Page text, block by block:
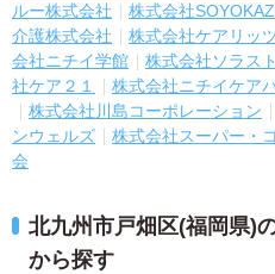
ルー株式会社
株式会社
介護株式会社
株式会社ケアリッ
会社ニチイ学館
株式会社ソラスト
社ケア２１
株式会社ニチイケア
株式会社川島コーポレーション
ンウェルズ
株式会社スーパー・
会
北九州市戸畑区(福岡県)
から探す